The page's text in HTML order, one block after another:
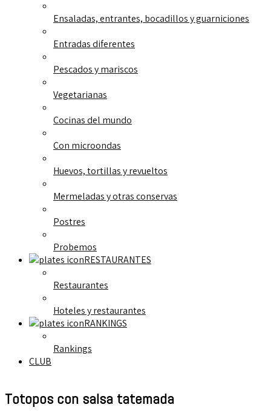
Ensaladas, entrantes, bocadillos y guarniciones
Entradas diferentes
Pescados y mariscos
Vegetarianas
Cocinas del mundo
Con microondas
Huevos, tortillas y revueltos
Mermeladas y otras conservas
Postres
Probemos
RESTAURANTES
Restaurantes
Hoteles y restaurantes
RANKINGS
Rankings
CLUB
Totopos con salsa tatemada